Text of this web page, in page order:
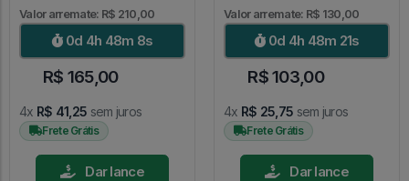
Valor arremate: R$ 210,00
0d 4h 48m 7s
R$ 165,00
4x R$ 41,25 sem juros
Frete Grátis
Dar lance
Valor arremate: R$ 130,00
0d 4h 48m 20s
R$ 103,00
4x R$ 25,75 sem juros
Frete Grátis
Dar lance